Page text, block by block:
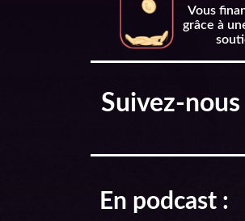
Vous
grâce à
Suivez-nous
En podcast :